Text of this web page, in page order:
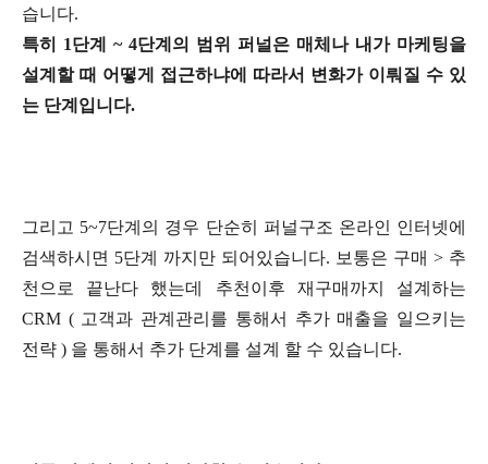
습니다.
특히 1단계 ~ 4단계의 범위 퍼널은 매체나 내가 마케팅을
설계할 때 어떻게 접근하냐에 따라서 변화가 이뤄질 수 있
는 단계입니다.
그리고 5~7단계의 경우 단순히 퍼널구조 온라인 인터넷에
검색하시면 5단계 까지만 되어있습니다. 보통은 구매 > 추
천으로 끝난다 했는데 추천이후 재구매까지 설계하는
CRM ( 고객과 관계관리를 통해서 추가 매출을 일으키는
전략 ) 을 통해서 추가 단계를 설계 할 수 있습니다.